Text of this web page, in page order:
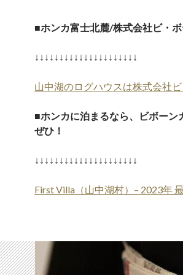
■ホンカ富士北麓/株式会社ビ・
↓↓↓↓↓↓↓↓↓↓↓↓↓↓↓↓↓↓↓↓↓
山中湖のログハウスは株式会社
■ホンカに泊まるなら、ビボー
ぜひ！
↓↓↓↓↓↓↓↓↓↓↓↓↓↓↓↓↓↓↓↓↓
First Villa（山中湖村）– 2023年